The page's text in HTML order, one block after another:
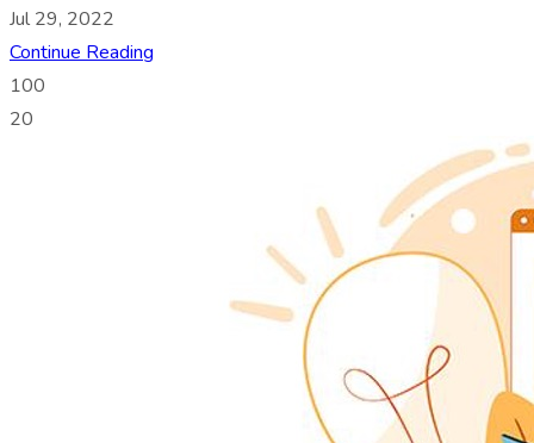
Jul 29, 2022
Continue Reading
100
20